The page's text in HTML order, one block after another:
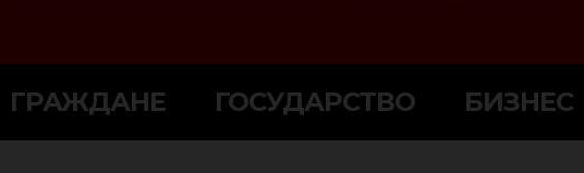
ГРАЖДАНЕ ГОСУДАРСТВО БИЗНЕС